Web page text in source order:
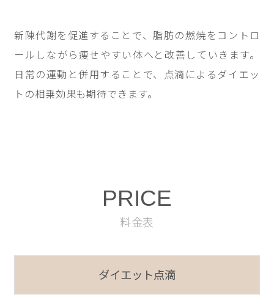
新陳代謝を促進することで、脂肪の燃焼をコントロ
ールしながら痩せやすい体へと改善していきます。
日常の運動と併用することで、点滴によるダイエッ
トの相乗効果も期待できます。
PRICE
料金表
ダイエット点滴